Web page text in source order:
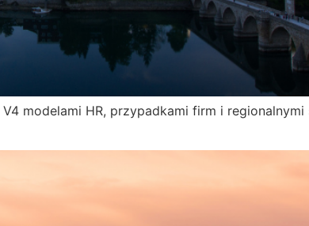
modelami HR, przypadkami firm i